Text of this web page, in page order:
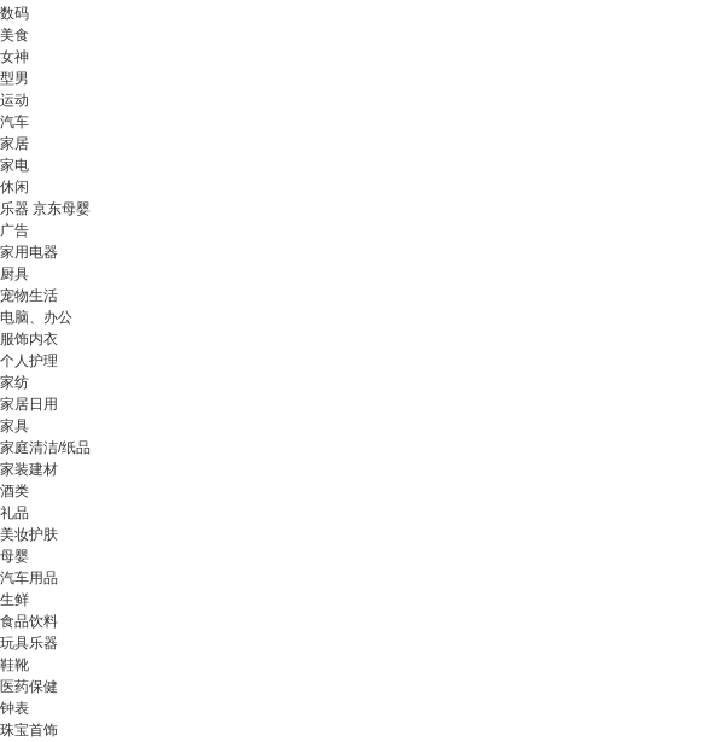
数码
美食
女神
型男
运动
汽车
家居
家电
休闲
乐器 京东母婴
广告
家用电器
厨具
宠物生活
电脑、办公
服饰内衣
个人护理
家纺
家居日用
家具
家庭清洁/纸品
家装建材
酒类
礼品
美妆护肤
母婴
汽车用品
生鲜
食品饮料
玩具乐器
鞋靴
医药保健
钟表
珠宝首饰